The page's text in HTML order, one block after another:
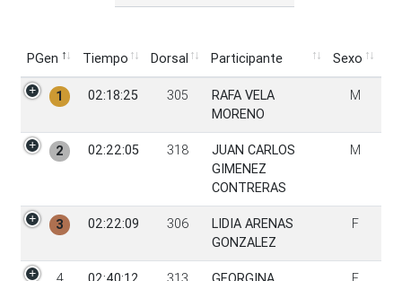
PGen Tiempo Dorsal Participante
Sexo
PGen
Tiempo Dorsal Participante Sexo
1 02:18:25 305
RAFA VELA
MORENO
M
2 02:22:05 318
JUAN CARLOS
GIMENEZ
CONTRERAS
M
3 02:22:09 306
LIDIA ARENAS
GONZALEZ
F